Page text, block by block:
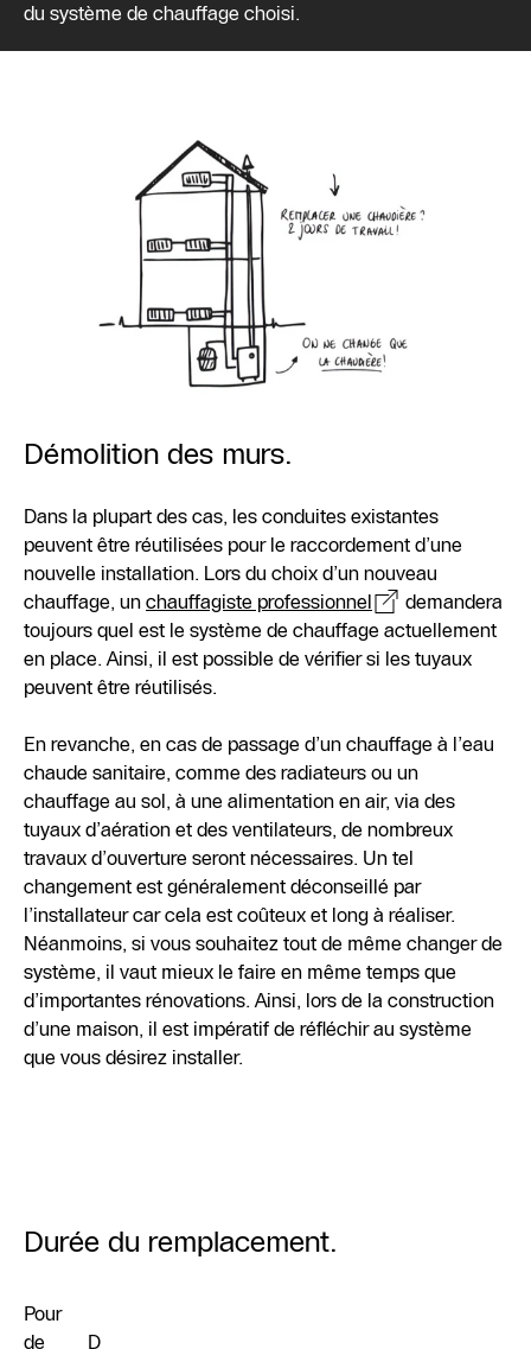
du système de chauffage choisi.
Démolition des murs.
Dans la plupart des cas, les conduites existantes
peuvent être réutilisées pour le raccordement d’une
nouvelle installation. Lors du choix d’un nouveau
chauffage, un chauffagiste professionnel
demandera
toujours quel est le système de chauffage actuellement
en place. Ainsi, il est possible de vérifier si les tuyaux
peuvent être réutilisés.
En revanche, en cas de passage d’un chauffage à l’eau
chaude sanitaire, comme des radiateurs ou un
chauffage au sol, à une alimentation en air, via des
tuyaux d’aération et des ventilateurs, de nombreux
travaux d’ouverture seront nécessaires. Un tel
changement est généralement déconseillé par
l’installateur car cela est coûteux et long à réaliser.
Néanmoins, si vous souhaitez tout de même changer de
système, il vaut mieux le faire en même temps que
d’importantes rénovations. Ainsi, lors de la construction
d’une maison, il est impératif de réfléchir au système
que vous désirez installer.
Durée du remplacement.
Pour
de
D